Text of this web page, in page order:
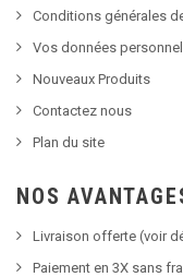
Conditions générales
Vos données
Nouveaux Produits
Contactez nous
Plan du site
NOS
Livraison offerte (voir
Paiement en 3X sans